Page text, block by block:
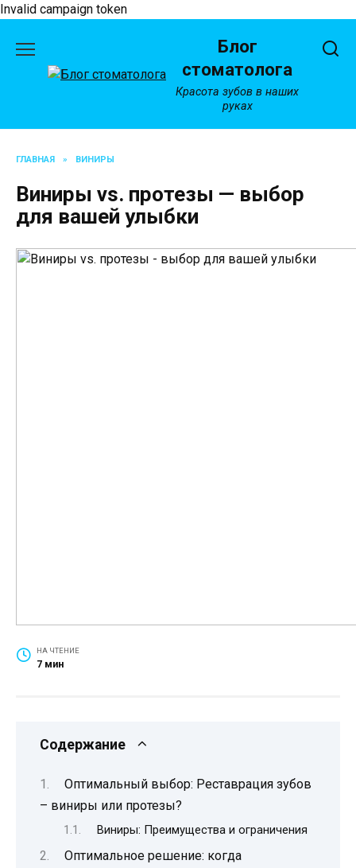
Invalid campaign token
содержанию
Блог
стоматолога
Красота зубов в наших
руках
ГЛАВНАЯ » ВИНИРЫ
Виниры vs. протезы — выбор
для вашей улыбки
НА ЧТЕНИЕ
7 мин
Содержание
Оптимальный выбор: Реставрация зубов
– виниры или протезы?
Виниры: Преимущества и ограничения
Оптимальное решение: когда